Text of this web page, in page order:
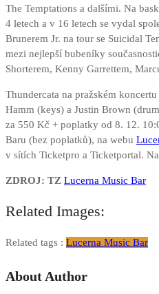
The Temptations a dalšími. Na
4 letech a v 16 letech se vydal
Brunerem Jr. na tour se Suicidal
mezi nejlepší bubeníky
Shorterem, Kenny Garrettem,
Thundercata na pražském
Hamm (keys) a Justin Brown
za 550 Kč + poplatky od 8. 12.
Baru (bez poplatků), na webu
v sítích Ticketpro a Ticketportal.
ZDROJ: TZ Lucerna Music Bar
Related Images:
Related tags : Lucerna Music Bar
About Author